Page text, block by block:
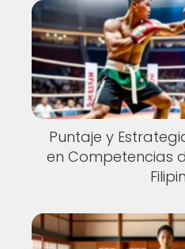
Puntaje y
en Competencias